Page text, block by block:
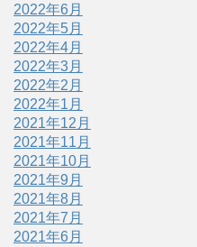
2022年6月
2022年5月
2022年4月
2022年3月
2022年2月
2022年1月
2021年12月
2021年11月
2021年10月
2021年9月
2021年8月
2021年7月
2021年6月